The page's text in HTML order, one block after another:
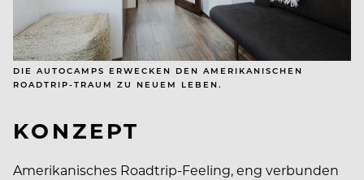
DIE AUTOCAMPS ERWECKEN DEN AMERIKANISCHEN
ROADTRIP-TRAUM ZU NEUEM LEBEN.
KONZEPT
Amerikanisches Roadtrip-Feeling, eng verbunden